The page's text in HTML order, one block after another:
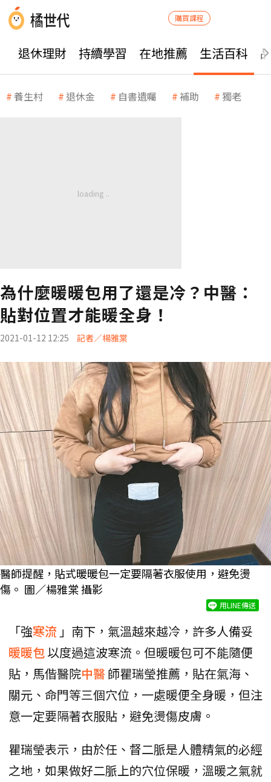
購買課程
退休理財 持續學習 在地推薦 生活百科
養生村 退休金 自書遺囑 補助 獨老
為什麼暖暖包用了還是冷？中醫：
貼對位置才能暖全身！
2021-01-12 12:25 記者／楊雅棠
醫師提醒，貼式暖暖包一定要隔著衣服使用，避免燙
傷。 圖／楊雅棠 攝影
用LINE傳送
「強寒流 」南下，氣溫越來越冷，許多人備妥
暖暖包以度過這波寒流。但暖暖包可不能隨便
貼，馬偕醫院中醫師瞿瑞瑩推薦，貼在氣海、
關元、命門等三個穴位，一處暖便全身暖，但注
意一定要隔著衣服貼，避免燙傷皮膚。
瞿瑞瑩表示，由於任、督二脈是人體精氣的必經
之地，如果做好二脈上的穴位保暖，溫暖之氣就